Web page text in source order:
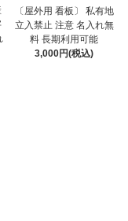
〔屋外用 看板〕 私有地
立入禁止 注意 名入れ無
料 長期利用可能
3,000円(税込)